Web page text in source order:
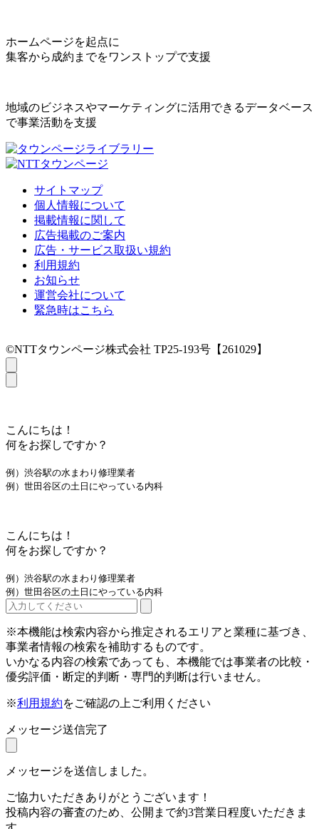
ホームページを起点に
集客から成約までをワンストップで支援
地域のビジネスやマーケティングに活用できるデータベース
で事業活動を支援
サイトマップ
個人情報について
掲載情報に関して
広告掲載のご案内
広告・サービス取扱い規約
利用規約
お知らせ
運営会社について
緊急時はこちら
©NTTタウンページ株式会社 TP25-193号【261029】
こんにちは！
何をお探しですか？
例）渋谷駅の水まわり修理業者
例）世田谷区の土日にやっている内科
こんにちは！
何をお探しですか？
例）渋谷駅の水まわり修理業者
例）世田谷区の土日にやっている内科
※本機能は検索内容から推定されるエリアと業種に基づき、
事業者情報の検索を補助するものです。
いかなる内容の検索であっても、本機能では事業者の比較・
優劣評価・断定的判断・専門的判断は行いません。
※利用規約をご確認の上ご利用ください
メッセージ送信完了
メッセージを送信しました。
ご協力いただきありがとうございます！
投稿内容の審査のため、公開まで約3営業日程度いただきま